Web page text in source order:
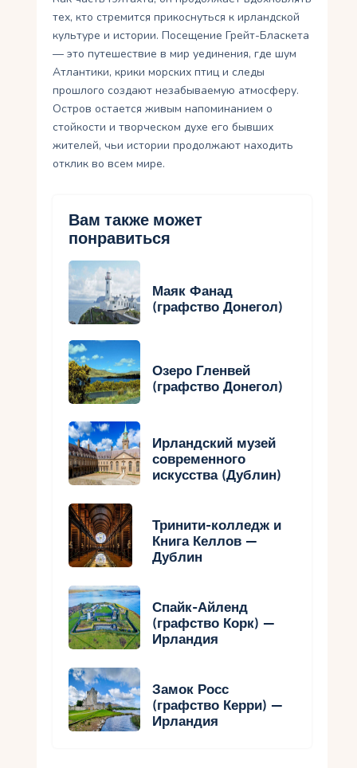
тех, кто стремится прикоснуться к ирландской
культуре и истории. Посещение Грейт-Бласкета
— это путешествие в мир уединения, где шум
Атлантики, крики морских птиц и следы
прошлого создают незабываемую атмосферу.
Остров остается живым напоминанием о
стойкости и творческом духе его бывших
жителей, чьи истории продолжают находить
отклик во всем мире.
Вам также может
понравиться
Маяк Фанад
(графство Донегол)
Озеро Гленвей
(графство Донегол)
Ирландский музей
современного
искусства (Дублин)
Тринити-колледж и
Книга Келлов —
Дублин
Спайк-Айленд
(графство Корк) —
Ирландия
Замок Росс
(графство Керри) —
Ирландия